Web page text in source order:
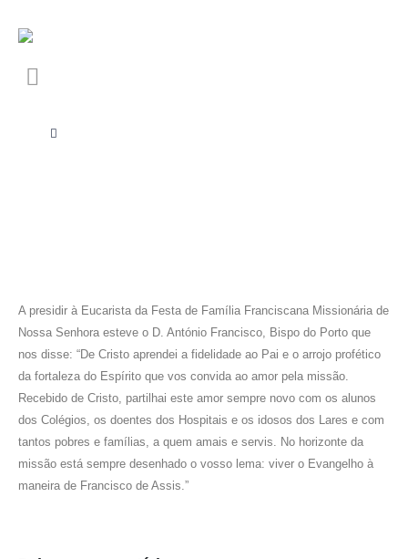
A presidir à Eucarista da Festa de Família Franciscana Missionária de
Nossa Senhora esteve o D. António Francisco, Bispo do Porto que
nos disse: “De Cristo aprendei a fidelidade ao Pai e o arrojo profético
da fortaleza do Espírito que vos convida ao amor pela missão.
Recebido de Cristo, partilhai este amor sempre novo com os alunos
dos Colégios, os doentes dos Hospitais e os idosos dos Lares e com
tantos pobres e famílias, a quem amais e servis. No horizonte da
missão está sempre desenhado o vosso lema: viver o Evangelho à
maneira de Francisco de Assis.”